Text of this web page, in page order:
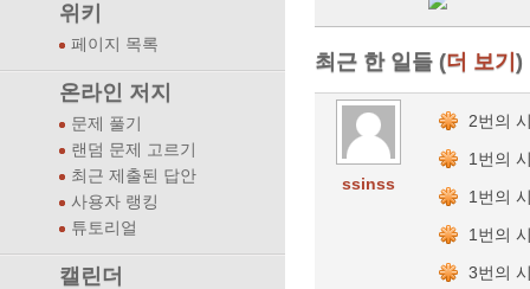
위키
페이지 목록
온라인 저지
문제 풀기
랜덤 문제 고르기
최근 제출된 답안
사용자 랭킹
튜토리얼
캘린더
최근 한 일들 (더 보기)
ssinss
2번의
1번의
1번의
1번의
3번의